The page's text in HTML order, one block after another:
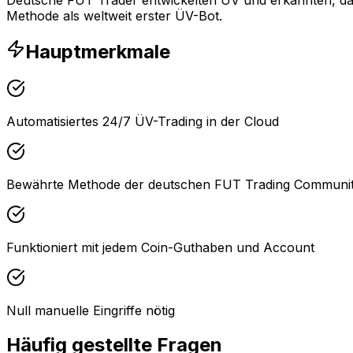
Methode als weltweit erster ÜV-Bot.
Hauptmerkmale
Automatisiertes 24/7 ÜV-Trading in der Cloud
Bewährte Methode der deutschen FUT Trading
Funktioniert mit jedem Coin-Guthaben und Account
Null manuelle Eingriffe nötig
Häufig gestellte Fragen